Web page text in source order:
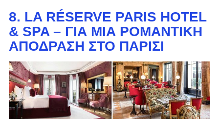
8. LA RÉSERVE PARIS HOTEL
& SPA – ΓΙΑ ΜΙΑ ΡΟΜΑΝΤΙΚΉ
ΑΠΌΔΡΑΣΗ ΣΤΟ ΠΑΡΊΣΙ